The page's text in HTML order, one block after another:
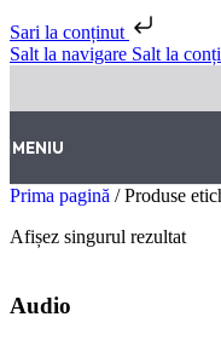
Sari la conținut
Salt la navigare Salt la
MENIU
Prima pagină / Produse
Afișez singurul rezultat
Audio